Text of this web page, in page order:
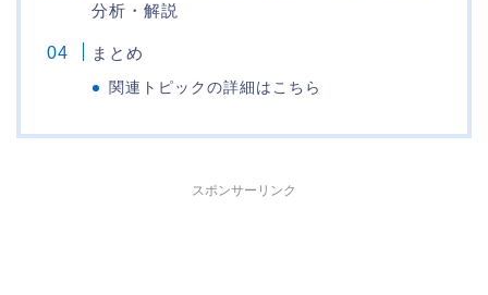
分析・解説
まとめ
関連トピックの詳細はこちら
スポンサーリンク